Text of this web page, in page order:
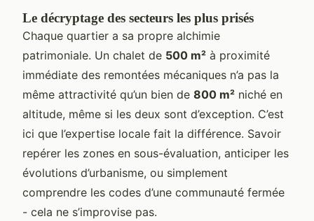
Le décryptage des secteurs les plus prisés
Chaque quartier a sa propre alchimie
patrimoniale. Un chalet de 500 m² à proximité
immédiate des remontées mécaniques n’a pas la
même attractivité qu’un bien de 800 m² niché en
altitude, même si les deux sont d’exception. C’est
ici que l’expertise locale fait la différence. Savoir
repérer les zones en sous-évaluation, anticiper les
évolutions d’urbanisme, ou simplement
comprendre les codes d’une communauté fermée
- cela ne s’improvise pas.